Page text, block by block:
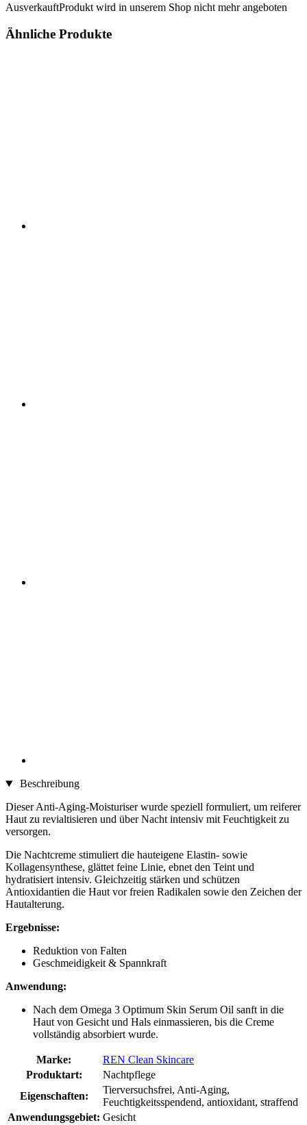
AusverkauftProdukt wird in unserem Shop nicht mehr angeboten
Ähnliche Produkte
Beschreibung
Dieser Anti-Aging-Moisturiser wurde speziell formuliert, um reiferer
Haut zu revialtisieren und über Nacht intensiv mit Feuchtigkeit zu
versorgen.
Die Nachtcreme stimuliert die hauteigene Elastin- sowie
Kollagensynthese, glättet feine Linie, ebnet den Teint und
hydratisiert intensiv. Gleichzeitig stärken und schützen
Antioxidantien die Haut vor freien Radikalen sowie den Zeichen der
Hautalterung.
Ergebnisse:
Reduktion von Falten
Geschmeidigkeit & Spannkraft
Anwendung:
Nach dem Omega 3 Optimum Skin Serum Oil sanft in die
Haut von Gesicht und Hals einmassieren, bis die Creme
vollständig absorbiert wurde.
Marke:
REN Clean Skincare
Produktart:
Nachtpflege
Eigenschaften:
Tierversuchsfrei, Anti-Aging,
Feuchtigkeitsspendend, antioxidant, straffend
Anwendungsgebiet: Gesicht